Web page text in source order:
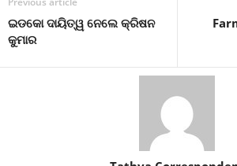
ଇଡକୋ ଦାୟିତ୍ୱ ନେଲେ କ୍ରିଷନ
କୁମାର